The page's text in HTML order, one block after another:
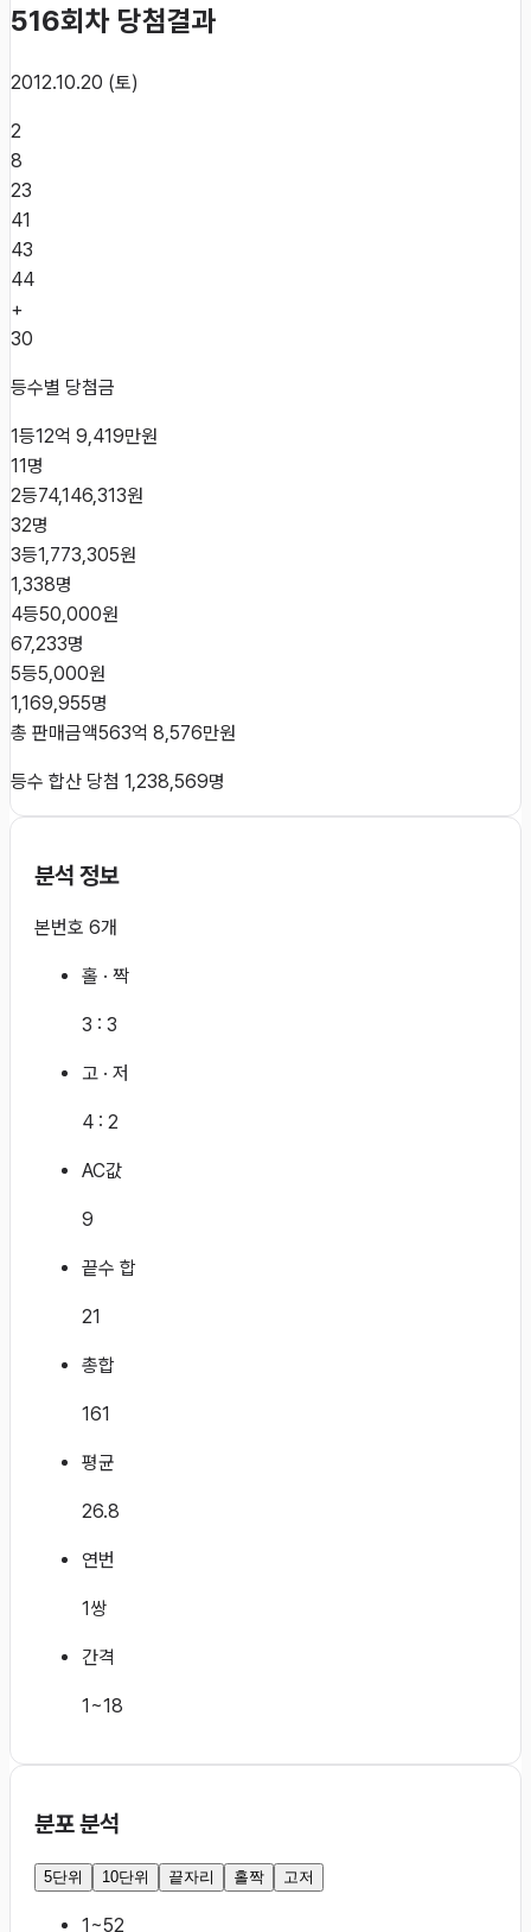
516회차 당첨결과
2012.10.20 (토)
2
8
23
41
43
44
+
30
등수별 당첨금
1등12억 9,419만원
11명
2등74,146,313원
32명
3등1,773,305원
1,338명
4등50,000원
67,233명
5등5,000원
1,169,955명
총 판매금액563억 8,576만원
등수 합산 당첨 1,238,569명
분석 정보
본번호 6개
홀 · 짝
3 : 3
고 · 저
4 : 2
AC값
9
끝수 합
21
총합
161
평균
26.8
연번
1쌍
간격
1~18
분포 분석
5단위 10단위 끝자리 홀짝 고저
1~52